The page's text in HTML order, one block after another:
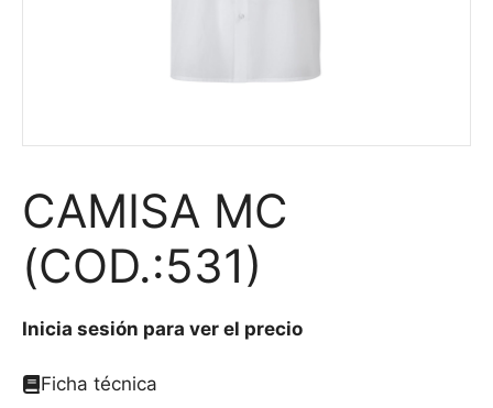
CAMISA MC
(COD.:531)
Inicia sesión para ver el precio
Ficha técnica